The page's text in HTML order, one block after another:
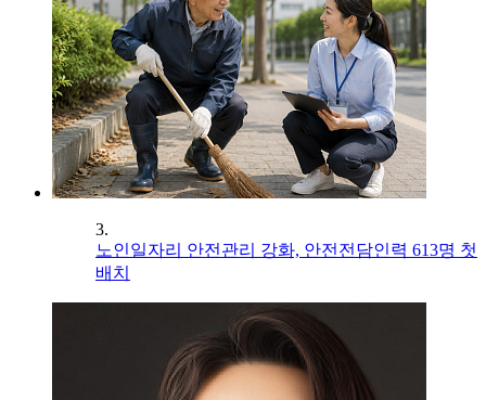
3.
노인일자리 안전관리 강화, 안전전담인력 613명 첫
배치